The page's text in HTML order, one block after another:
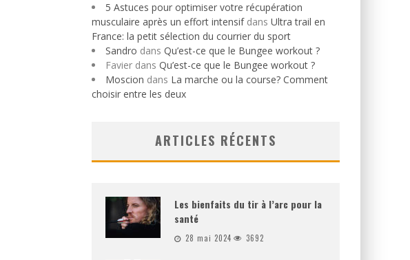
5 Astuces pour optimiser votre récupération
musculaire après un effort intensifdans Ultra trail en
France: la petit sélection du courrier du sport
Sandro dans Qu’est-ce que le Bungee workout ?
Favier dans Qu’est-ce que le Bungee workout ?
Moscion dans La marche ou la course? Comment
choisir entre les deux
ARTICLES RÉCENTS
Les bienfaits du tir à l’arc pour la
santé
28 mai 2024 3692